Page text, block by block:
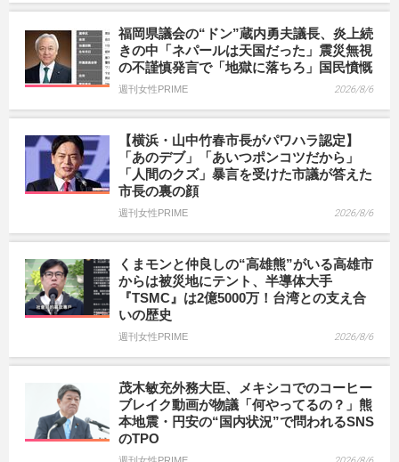
福岡県議会の“ドン”蔵内勇夫議長、炎上続
きの中「ネパールは天国だった」震災無視
の不謹慎発言で「地獄に落ちろ」国民憤慨
週刊女性PRIME 2026/8/6
【横浜・山中竹春市長がパワハラ認定】
「あのデブ」「あいつポンコツだから」
「人間のクズ」暴言を受けた市議が答えた
市長の裏の顔
週刊女性PRIME 2026/8/6
くまモンと仲良しの“高雄熊”がいる高雄市
からは被災地にテント、半導体大手
『TSMC』は2億5000万！台湾との支え合
いの歴史
週刊女性PRIME 2026/8/6
茂木敏充外務大臣、メキシコでのコーヒー
ブレイク動画が物議「何やってるの？」熊
本地震・円安の“国内状況”で問われるSNS
のTPO